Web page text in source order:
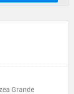
Grande